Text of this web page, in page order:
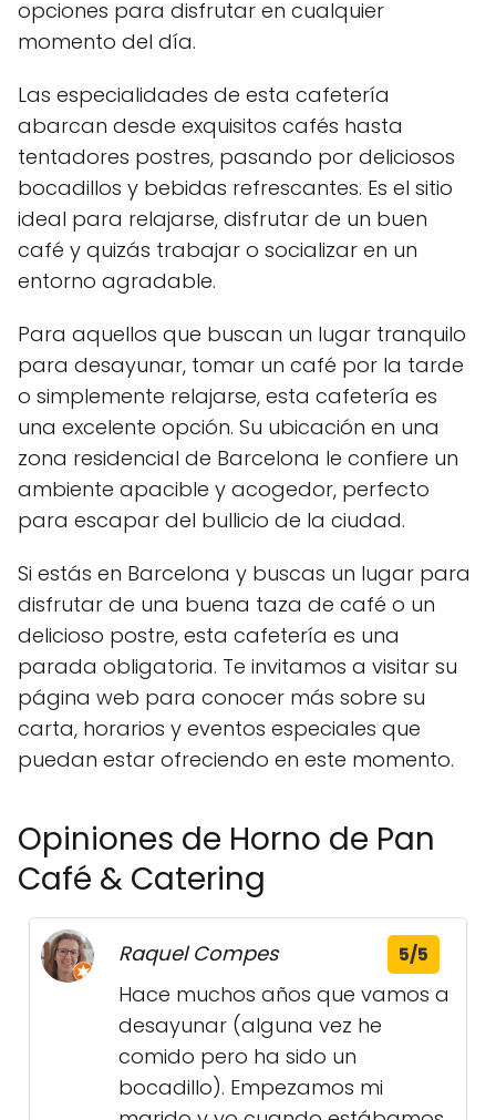
opciones para disfrutar en cualquier
momento del día.
Las especialidades de esta cafetería
abarcan desde exquisitos cafés hasta
tentadores postres, pasando por deliciosos
bocadillos y bebidas refrescantes. Es el sitio
ideal para relajarse, disfrutar de un buen
café y quizás trabajar o socializar en un
entorno agradable.
Para aquellos que buscan un lugar tranquilo
para desayunar, tomar un café por la tarde
o simplemente relajarse, esta cafetería es
una excelente opción. Su ubicación en una
zona residencial de Barcelona le confiere un
ambiente apacible y acogedor, perfecto
para escapar del bullicio de la ciudad.
Si estás en Barcelona y buscas un lugar para
disfrutar de una buena taza de café o un
delicioso postre, esta cafetería es una
parada obligatoria. Te invitamos a visitar su
página web para conocer más sobre su
carta, horarios y eventos especiales que
puedan estar ofreciendo en este momento.
Opiniones de Horno de Pan
Café & Catering
Raquel Compes 5/5
Hace muchos años que vamos a
desayunar (alguna vez he
comido pero ha sido un
bocadillo). Empezamos mi